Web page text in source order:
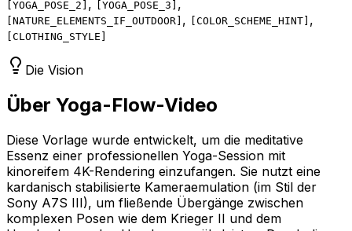
YOGA_POSE_2 , YOGA_POSE_3 ,
NATURE_ELEMENTS_IF_OUTDOOR , COLOR_SCHEME_HINT ,
CLOTHING_STYLE
Die Vision
Über Yoga-Flow-Video
Diese Vorlage wurde entwickelt, um die meditative
Essenz einer professionellen Yoga-Session mit
kinoreifem 4K-Rendering einzufangen. Sie nutzt eine
kardanisch stabilisierte Kameraemulation (im Stil der
Sony A7S III), um fließende Übergänge zwischen
komplexen Posen wie dem Krieger II und dem